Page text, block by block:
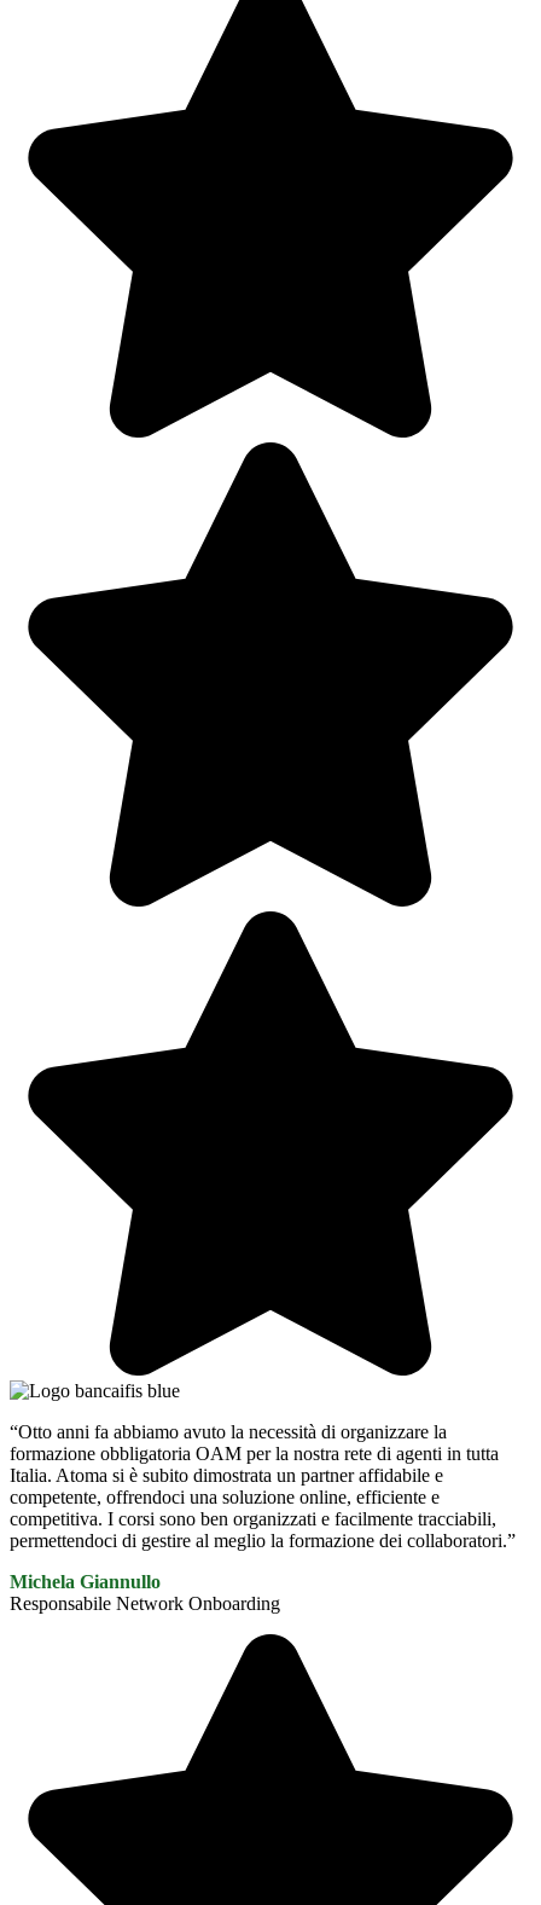
“Otto anni fa abbiamo avuto la necessità di organizzare la
formazione obbligatoria OAM per la nostra rete di agenti in tutta
Italia. Atoma si è subito dimostrata un partner affidabile e
competente, offrendoci una soluzione online, efficiente e
competitiva. I corsi sono ben organizzati e facilmente tracciabili,
permettendoci di gestire al meglio la formazione dei collaboratori.”
Michela Giannullo
Responsabile Network Onboarding